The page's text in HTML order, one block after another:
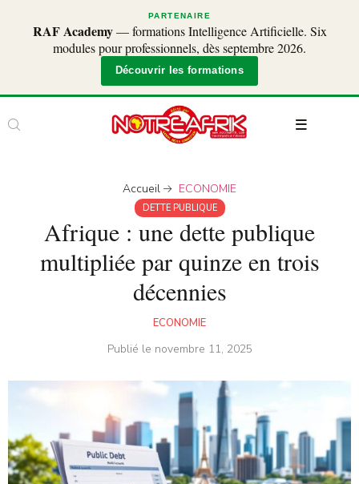
PARTENAIRE
RAF Academy— formations Intelligence Artificielle. Six
modules pour professionnels, dès septembre 2026.
Découvrir les formations
Accueil ECONOMIE
DETTE PUBLIQUE
Afrique : une dette publique
multipliée par quinze en trois
décennies
ECONOMIE
Publié le novembre 11, 2025